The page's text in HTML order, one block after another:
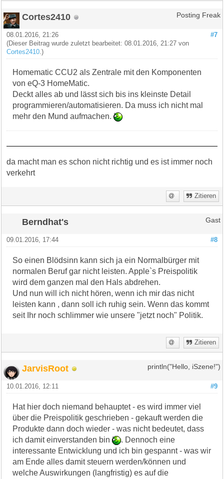
Cortes2410 Posting Freak
#7
08.01.2016, 21:26
(Dieser Beitrag wurde zuletzt bearbeitet: 08.01.2016, 21:27 von
Cortes2410.)
Homematic CCU2 als Zentrale mit den Komponenten
von eQ-3 HomeMatic.
Deckt alles ab und lässt sich bis ins kleinste Detail
programmieren/automatisieren. Da muss ich nicht mal
mehr den Mund aufmachen.
da macht man es schon nicht richtig und es ist immer noch
verkehrt
Zitieren
Berndhat's Gast
#8
09.01.2016, 17:44
So einen Blödsinn kann sich ja ein Normalbürger mit
normalen Beruf gar nicht leisten. Apple`s Preispolitik
wird dem ganzen mal den Hals abdrehen.
Und nun will ich nicht hören, wenn ich mir das nicht
leisten kann , dann soll ich ruhig sein. Wenn das kommt
seit Ihr noch schlimmer wie unsere "jetzt noch" Politik.
Zitieren
JarvisRoot println("Hello, iSzene!")
#9
10.01.2016, 12:11
Hat hier doch niemand behauptet - es wird immer viel
über die Preispolitik geschrieben - gekauft werden die
Produkte dann doch wieder - was nicht bedeutet, dass
ich damit einverstanden bin
. Dennoch eine
interessante Entwicklung und ich bin gespannt - was wir
am Ende alles damit steuern werden/können und
welche Auswirkungen (langfristig) es auf die